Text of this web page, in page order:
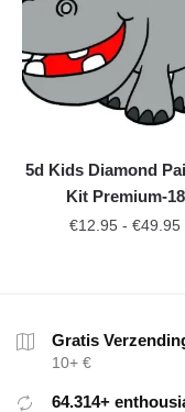
5d Kids Diamond
Kit Premium-18
€12.95 - €49.95
Gratis
10+ €
64.314+